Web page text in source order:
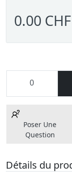
0.00 CHF
Poser Une
Question
Détails du